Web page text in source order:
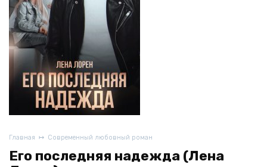
Главная Современный любовный роман
Его последняя надежда (Лена